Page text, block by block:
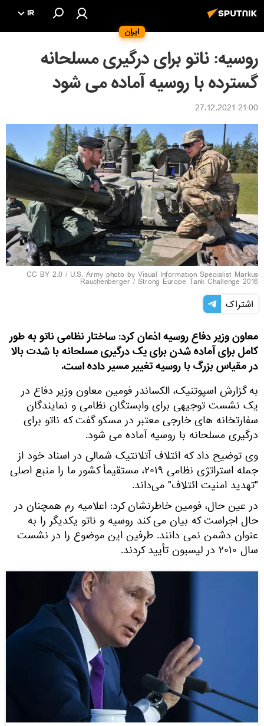
ایران
IR
روسیه: ناتو برای درگیری مسلحانه
گسترده با روسیه آماده می شود
21:00 27.12.2021
CC BY 2.0 / U.S. Army photo by Visual Information Specialist Markus
Rauchenberger / Strong Europe Tank Challenge 2016
اشتراک
معاون وزیر دفاع روسیه اذعان کرد: ساختار نظامی ناتو به طور
کامل برای آماده شدن برای یک درگیری مسلحانه با شدت بالا
در مقیاس بزرگ با روسیه تغییر مسیر داده است.
به گزارش اسپوتنیک، الکساندر فومین معاون وزیر دفاع در
یک نشست توجیهی برای وابستگان نظامی و نمایندگان
سفارتخانه های خارجی معتبر در مسکو گفت که ناتو برای
درگیری مسلحانه با روسیه آماده می شود.
وی توضیح داد که ائتلاف آتلانتیک شمالی در اسناد خود از
جمله استراتژی نظامی ۲۰۱۹، مستقیماً کشور ما را منبع اصلی
"تهدید امنیت ائتلاف" می‌داند.
در عین حال، فومین خاطرنشان کرد: اعلامیه رم همچنان در
حال اجراست که بیان می کند روسیه و ناتو یکدیگر را به
عنوان دشمن نمی دانند. طرفین این موضوع را در نشست
سال ۲۰۱۰ در لیسبون تأیید کردند.